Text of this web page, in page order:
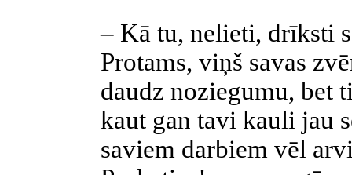
– Kā tu, nelieti, drīksti
Protams, viņš savas
daudz noziegumu, bet
kaut gan tavi kauli jau
saviem darbiem vēl